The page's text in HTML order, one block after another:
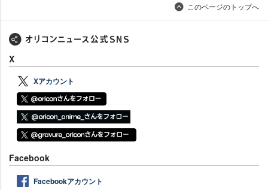
このページのトップへ
X
Xアカウント
Facebook
Facebookアカウント